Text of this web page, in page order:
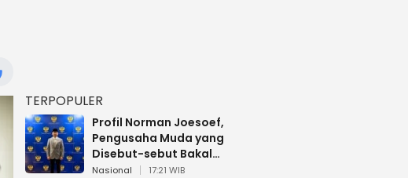
TERPOPULER
Profil Norman Joesoef,
Pengusaha Muda yang
Disebut-sebut Bakal
Dilantik Jadi Wamenhan RI
Nasional 17:21 WIB